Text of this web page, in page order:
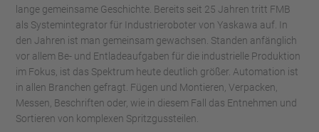
lange gemeinsame Geschichte. Bereits seit 25 Jahren tritt FMB
als Systemintegrator für Industrieroboter von Yaskawa auf. In
den Jahren ist man gemeinsam gewachsen. Standen anfänglich
vor allem Be- und Entladeaufgaben für die industrielle Produktion
im Fokus, ist das Spektrum heute deutlich größer. Automation ist
in allen Branchen gefragt. Fügen und Montieren, Verpacken,
Messen, Beschriften oder, wie in diesem Fall das Entnehmen und
Sortieren von komplexen Spritzgussteilen.